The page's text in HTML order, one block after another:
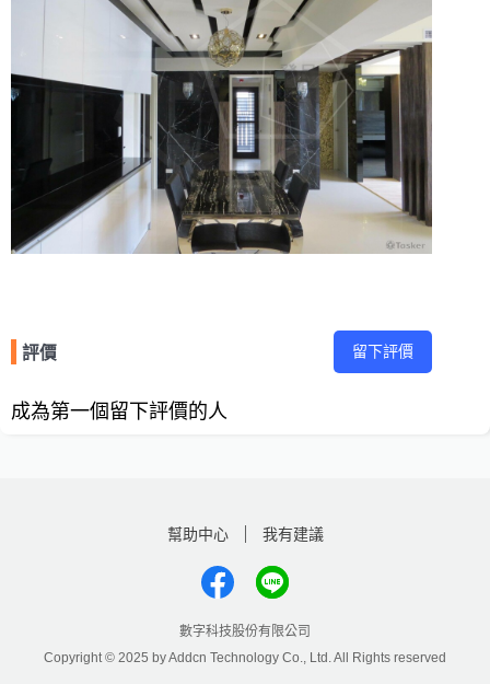
評價 留下評價
成為第一個留下評價的人
幫助中心 我有建議
數字科技股份有限公司
Copyright © 2025 by Addcn Technology Co., Ltd. All Rights reserved